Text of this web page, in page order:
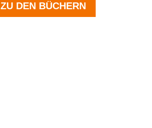
ZU DEN BÜCHERN